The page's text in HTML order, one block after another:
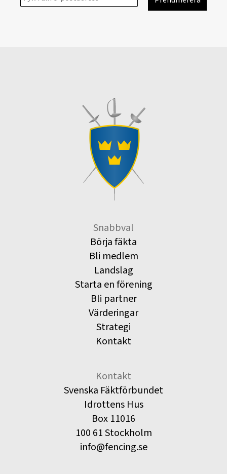
Snabbval
Börja fäkta
Bli medlem
Landslag
Starta en förening
Bli partner
Värderingar
Strategi
Kontakt
Kontakt
Svenska Fäktförbundet
Idrottens Hus
Box 11016
100 61 Stockholm
info@fencing.se